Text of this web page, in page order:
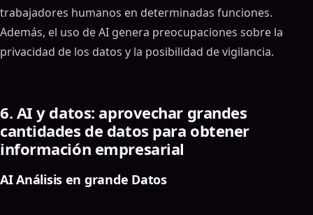
trabajadores humanos en determinadas funciones.
Además, el uso de AI genera preocupaciones sobre la
privacidad de los datos y la posibilidad de vigilancia.
6. AI y datos: aprovechar grandes
cantidades de datos para obtener
información empresarial
AI Análisis en grande Datos